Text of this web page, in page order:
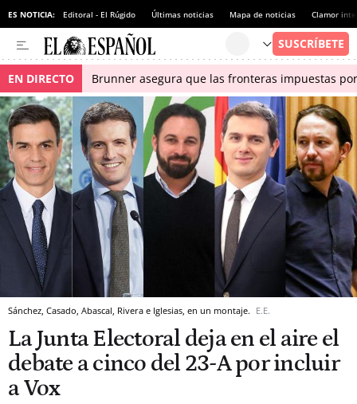
ES NOTICIA: Editoral - El Rúgido Últimas noticias Mapa de noticias Clamor
EN DIRECTO Brunner asegura que las fronteras impuestas
Sánchez, Casado, Abascal, Rivera e Iglesias, en un montaje. E.E.
La Junta Electoral deja en el aire el
debate a cinco del 23-A por incluir
a Vox